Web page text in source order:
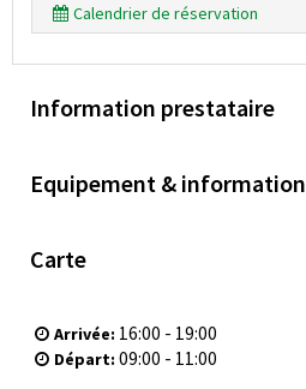
Calendrier de réservation
Information prestataire
Equipement & information
Carte
Arrivée: 16:00 - 19:00
Départ: 09:00 - 11:00